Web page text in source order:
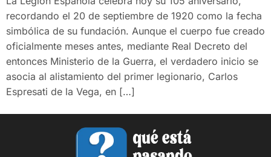
recordando el 20 de septiembre de 1920 como la fecha
simbólica de su fundación. Aunque el cuerpo fue creado
oficialmente meses antes, mediante Real Decreto del
entonces Ministerio de la Guerra, el verdadero inicio se
asocia al alistamiento del primer legionario, Carlos
Espresati de la Vega, en […]